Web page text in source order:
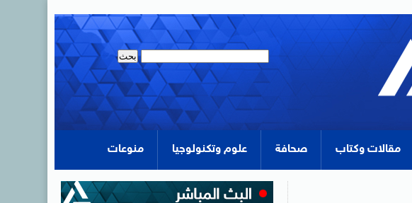
مقالات وكتاب صحافة علوم وتكنولوجيا منوعات